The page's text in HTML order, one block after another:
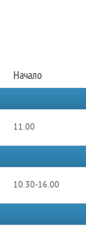
Начало
11.00
10.30-16.00